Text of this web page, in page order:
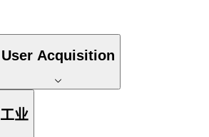
User Acquisition
工业